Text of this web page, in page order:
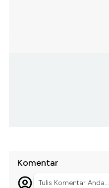
Komentar
Tulis Komentar Anda...